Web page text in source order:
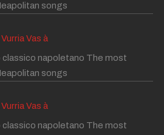
songs
Vas à
classico napoletano The most
songs
Vas à
classico napoletano The most